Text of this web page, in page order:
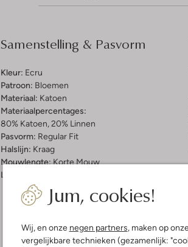
Jum, cookies!
Wij, en onze negen partners, maken op
vergelijkbare technieken (gezamenlijk:
Samenstelling & Pasvorm
Kleur: Ecru
Patroon: Bloemen
Materiaal: Katoen
Materiaalpercentages:
80% Katoen, 20% Linnen
Pasvorm: Regular Fit
Halslijn: Kraag
Mouwlengte:Korte Mouw
Lengte: